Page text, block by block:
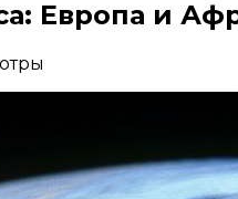
Европа и